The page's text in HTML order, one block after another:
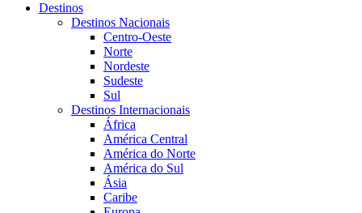
Destinos
Destinos Nacionais
Centro-Oeste
Norte
Nordeste
Sudeste
Sul
Destinos Internacionais
África
América Central
América do Norte
América do Sul
Ásia
Caribe